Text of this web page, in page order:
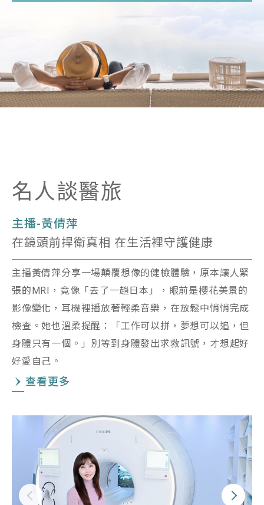
名人談醫旅
主播-黃倩萍
在鏡頭前捍衛真相 在生活裡守護健康
主播黃倩萍分享一場顛覆想像的健檢體驗，原本讓人緊
張的MRI，竟像「去了一趟日本」，眼前是櫻花美景的
影像變化，耳機裡播放著輕柔音樂，在放鬆中悄悄完成
檢查。她也溫柔提醒：「工作可以拼，夢想可以追，但
身體只有一個。」別等到身體發出求救訊號，才想起好
好愛自己。
查看更多